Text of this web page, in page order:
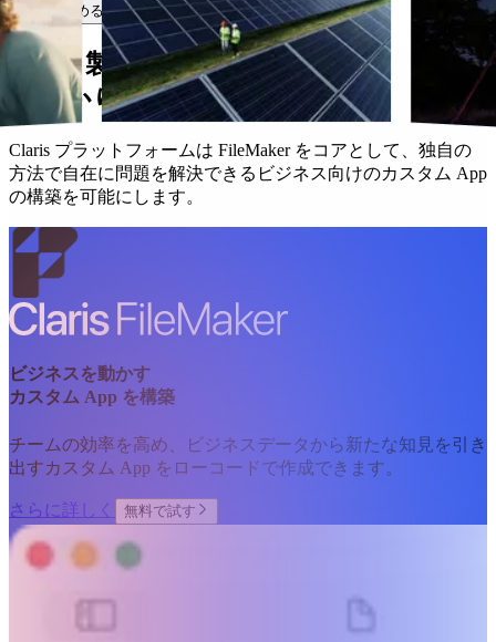
無料で始める 問い合わせる
Claris 製品は、お客様の仕事を
しっかり支えます。
Claris プラットフォームは FileMaker をコアとして、独自の
方法で自在に問題を解決できるビジネス向けのカスタム App
の構築を可能にします。
ビジネスを動かす
カスタム App を構築
チームの効率を高め、ビジネスデータから新たな知見を引き
出すカスタム App をローコードで作成できます。
さらに詳しく 無料で試す